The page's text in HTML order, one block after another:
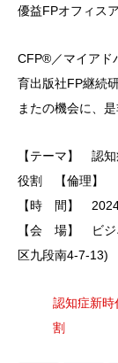
優益FPオフィス
CFP®／マイアド
育出版社FP継続
またの機会に、是
【テーマ】 認
役割 【倫理】
【時 間】 2024
【会 場】 ビジ
区九段南4-7-13)
認知症新時
割